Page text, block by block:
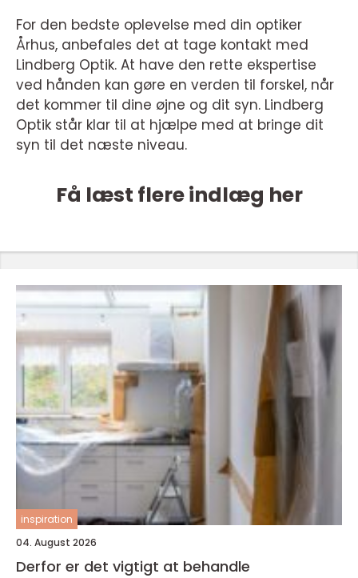
For den bedste oplevelse med din optiker
Århus, anbefales det at tage kontakt med
Lindberg Optik. At have den rette ekspertise
ved hånden kan gøre en verden til forskel, når
det kommer til dine øjne og dit syn. Lindberg
Optik står klar til at hjælpe med at bringe dit
syn til det næste niveau.
Få læst flere indlæg her
inspiration
04. August 2026
Derfor er det vigtigt at behandle